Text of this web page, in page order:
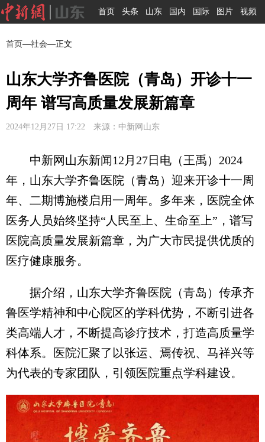
首页 头条 山东 国内 国际 图片 视频
首页—社会—正文
山东大学齐鲁医院（青岛）开诊十一
周年 谱写高质量发展新篇章
2024年12月27日 17:22 来源：中新网山东
中新网山东新闻12月27日电（王禹）2024
年，山东大学齐鲁医院（青岛）迎来开诊十一周
年、二期博施楼启用一周年。多年来，医院全体
医务人员始终坚持“人民至上、生命至上”，谱写
医院高质量发展新篇章，为广大市民提供优质的
医疗健康服务。
据介绍，山东大学齐鲁医院（青岛）传承齐
鲁医学精神和中心院区的学科优势，不断引进各
类高端人才，不断提高诊疗技术，打造高质量学
科体系。医院汇聚了以张运、焉传祝、马祥兴等
为代表的专家团队，引领医院重点学科建设。